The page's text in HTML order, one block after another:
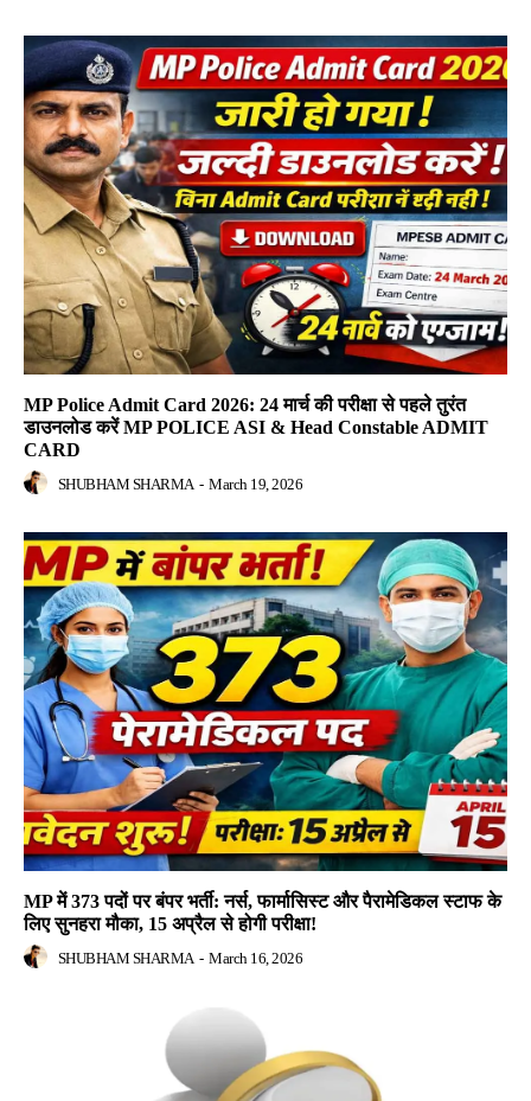
MP Police Admit Card 2026: 24 मार्च की परीक्षा से पहले तुरंत
डाउनलोड करें MP POLICE ASI & Head Constable ADMIT
CARD
SHUBHAM SHARMA - March 19, 2026
MP में 373 पदों पर बंपर भर्ती: नर्स, फार्मासिस्ट और पैरामेडिकल स्टाफ के
लिए सुनहरा मौका, 15 अप्रैल से होगी परीक्षा!
SHUBHAM SHARMA - March 16, 2026